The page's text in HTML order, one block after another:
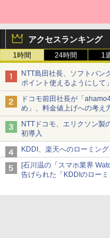
アクセスランキング
1時間 24時間 1
NTT島田社長、ソフトバン
ポイント使えるようにして」
ドコモ前田社長が「
め」、料金値上げへの考え
NTTドコモ、エリクソン製
初導入
KDDI、楽天へのローミン
[石川温の「スマホ業界
告げられた「KDDIのロー
マップの落とし穴と楽天モ